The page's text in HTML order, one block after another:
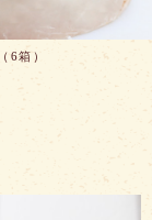
6箱）